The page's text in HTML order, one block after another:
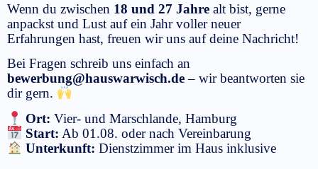
Wenn du zwischen 18 und 27 Jahre alt bist, gerne
anpackst und Lust auf ein Jahr voller neuer
Erfahrungen hast, freuen wir uns auf deine Nachricht!
Bei Fragen schreib uns einfach an
bewerbung@hauswarwisch.de– wir beantworten sie
dir gern.
Ort: Vier- und Marschlande, Hamburg
Start: Ab 01.08. oder nach Vereinbarung
Unterkunft: Dienstzimmer im Haus inklusive